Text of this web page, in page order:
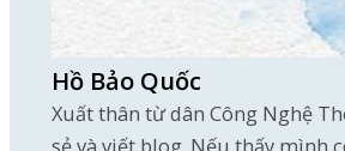
Hồ Bảo Quốc
Xuất thân từ dân Công Nghệ
sẻ và viết blog. Nếu thấy mình